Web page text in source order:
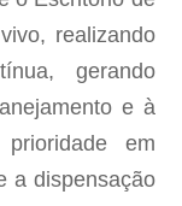
realizando
gerando
e à
em
a dispensação